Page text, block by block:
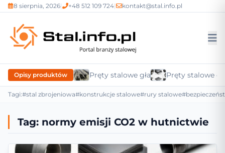
8 sierpnia, 2026| +48 512 109 724| kontakt@stal.info.pl
Opisy produktów Pręty stalowe gładkiePręty stalowe
Tagi:#stal zbrojeniowa#konstrukcje stalowe#rury stalowe
Tag: normy emisji CO2 w hutnictwie